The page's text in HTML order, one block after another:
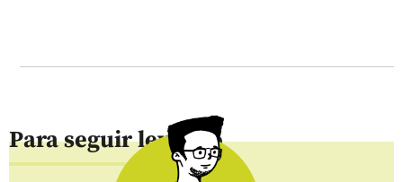
Para seguir leyendo